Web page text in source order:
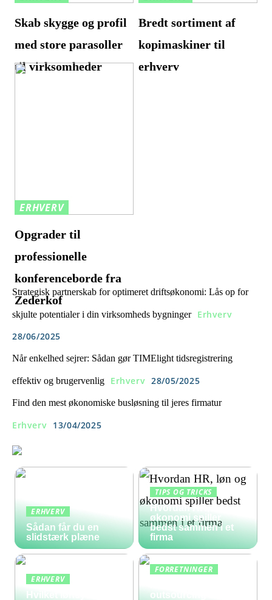
Skab skygge og profil
med store parasoller
til virksomheder
Bredt sortiment af
kopimaskiner til
erhverv
ERHVERV
Opgrader til
professionelle
konferenceborde fra
Zederkof
Strategisk partnerskab for optimeret driftsøkonomi: Lås op for
skjulte potentialer i din virksomheds bygninger
Erhverv
28/06/2025
Når enkelhed sejrer: Sådan gør TIMElight tidsregistrering
effektiv og brugervenlig Erhverv 28/05/2025
Find den mest økonomiske busløsning til jeres firmatur
Erhverv 13/04/2025
ERHVERV
Sådan får du en
slidstærk plæne
TIPS OG TRICKS
Hvordan HR, løn og
økonomi spiller
bedst sammen i et
firma
ERHVERV
Hvilket lønsystem er
FORRETNINGER
outsourcing af